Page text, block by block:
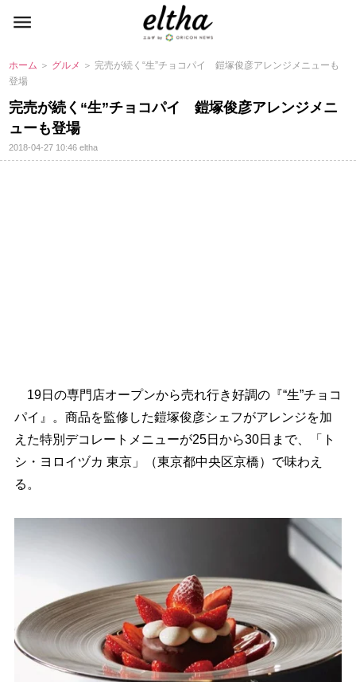
ホーム ＞ グルメ ＞ 完売が続く“生”チョコパイ 鎧塚俊彦アレンジメニューも
登場
完売が続く“生”チョコパイ 鎧塚俊彦アレンジメニ
ューも登場
2018-04-27 10:46eltha
19日の専門店オープンから売れ行き好調の『“生”チョコ
パイ』。商品を監修した鎧塚俊彦シェフがアレンジを加
えた特別デコレートメニューが25日から30日まで、「ト
シ・ヨロイヅカ 東京」（東京都中央区京橋）で味わえ
る。